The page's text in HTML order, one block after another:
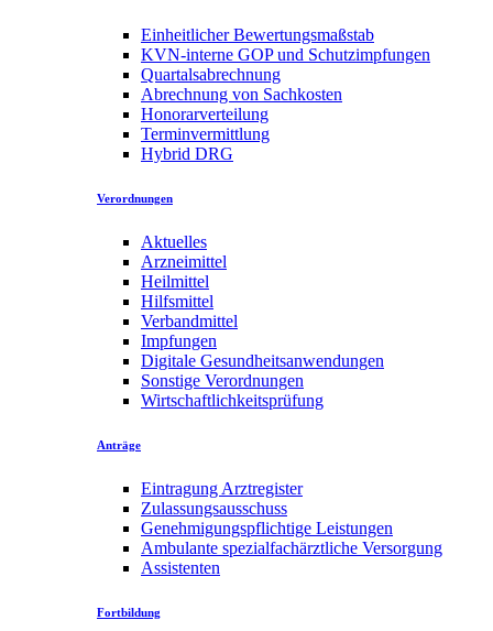
Einheitlicher Bewertungsmaßstab
KVN-interne GOP und Schutzimpfungen
Quartalsabrechnung
Abrechnung von Sachkosten
Honorarverteilung
Terminvermittlung
Hybrid DRG
Verordnungen
Aktuelles
Arzneimittel
Heilmittel
Hilfsmittel
Verbandmittel
Impfungen
Digitale Gesundheitsanwendungen
Sonstige Verordnungen
Wirtschaftlichkeitsprüfung
Anträge
Eintragung Arztregister
Zulassungsausschuss
Genehmigungspflichtige Leistungen
Ambulante spezialfachärztliche Versorgung
Assistenten
Fortbildung